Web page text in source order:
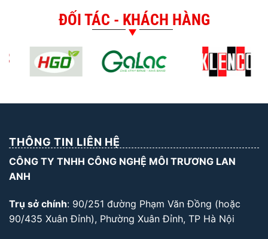
ĐỐI TÁC - KHÁCH HÀNG
THÔNG TIN LIÊN HỆ
CÔNG TY TNHH CÔNG NGHỆ MÔI TRƯƠNG LAN
ANH
Trụ sở chính: 90/251 đường Phạm Văn Đồng (hoặc
90/435 Xuân Đỉnh), Phường Xuân Đỉnh, TP Hà Nội